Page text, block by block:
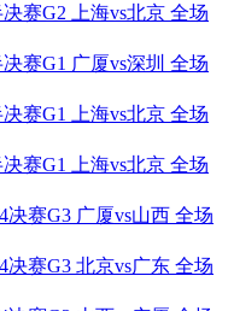
赛G2 上海vs北京 全场
赛G1 广厦vs深圳 全场
赛G1 上海vs北京 全场
赛G1 上海vs北京 全场
决赛G3 广厦vs山西 全场
决赛G3 北京vs广东 全场